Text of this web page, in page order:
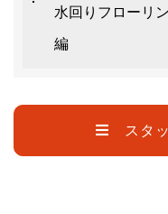
水回りフローリ
編
スタッ